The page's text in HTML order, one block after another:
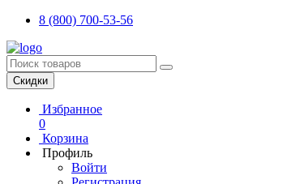
8 (800) 700-53-56
Скидки
Избранное
0
Корзина
Профиль
Войти